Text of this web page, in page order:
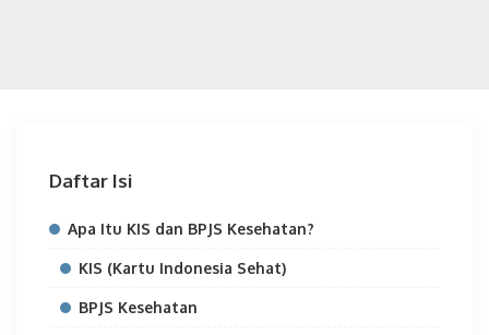
Daftar Isi
Apa Itu KIS dan BPJS Kesehatan?
KIS (Kartu Indonesia Sehat)
BPJS Kesehatan